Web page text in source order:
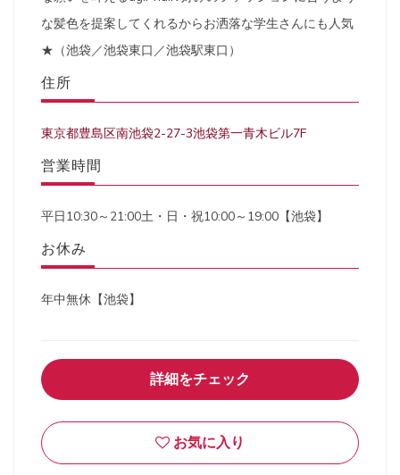
な髪色を提案してくれるからお洒落な学生さんにも人気
★（池袋／池袋東口／池袋駅東口）
住所
東京都豊島区南池袋2-27-3池袋第一青木ビル7F
営業時間
平日10:30～21:00土・日・祝10:00～19:00【池袋】
お休み
年中無休【池袋】
詳細をチェック
お気に入り